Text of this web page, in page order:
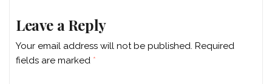
Leave a Reply
Your email address will not be published. Required
fields are marked *